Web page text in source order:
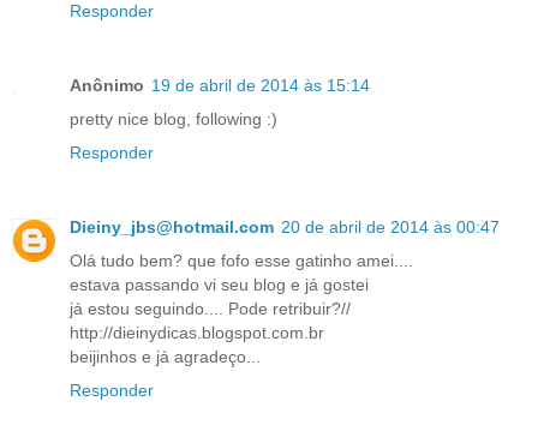
Responder
Anônimo 19 de abril de 2014 às 15:14
pretty nice blog, following :)
Responder
Dieiny_jbs@hotmail.com 20 de abril de 2014 às 00:47
Olá tudo bem? que fofo esse gatinho amei....
estava passando vi seu blog e já gostei
já estou seguindo.... Pode retribuir?//
http://dieinydicas.blogspot.com.br
beijinhos e já agradeço...
Responder